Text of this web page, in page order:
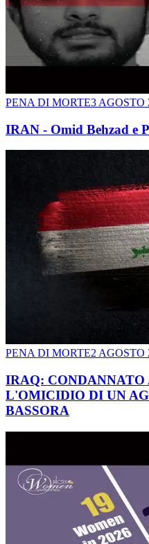
PENA DI MORTE3 AGOSTO
IRAN - Omid Behzad e
PENA DI MORTE2 AGOSTO
IRAQ: CONDANNATO
L'OMICIDIO DI UN
BASSORA